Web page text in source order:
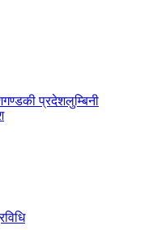
गण्डकी प्रदेशलुम्बिनी